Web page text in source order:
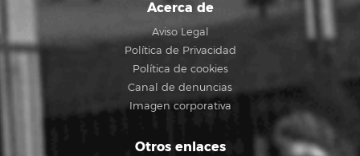
Acerca de
Aviso Legal
Política de Privacidad
Política de cookies
Canal de denuncias
Imagen corporativa
Otros enlaces